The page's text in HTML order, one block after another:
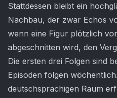
Stattdessen bleibt ein
Nachbau, der zwar Echos
wenn eine Figur plötzlich
abgeschnitten wird, den
Die ersten drei Folgen sind
Episoden folgen
deutschsprachigen Raum